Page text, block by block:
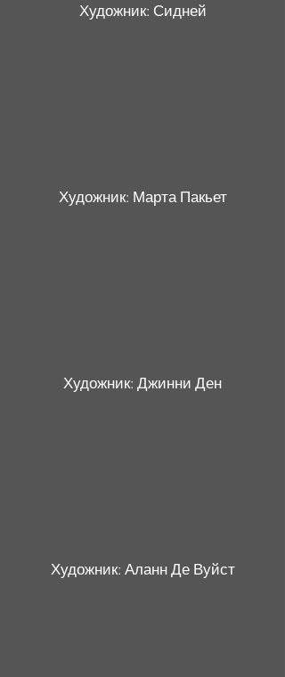
Художник: Сидней
Художник: Марта Пакьет
Художник: Джинни Ден
Художник: Аланн Де Вуйст